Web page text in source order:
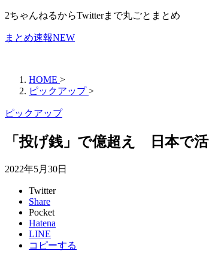
2ちゃんねるからTwitterまで丸ごとまとめ
まとめ速報NEW
HOME >
ピックアップ >
ピックアップ
「投げ銭」で億超え 日本で
2022年5月30日
Twitter
Share
Pocket
Hatena
LINE
コピーする